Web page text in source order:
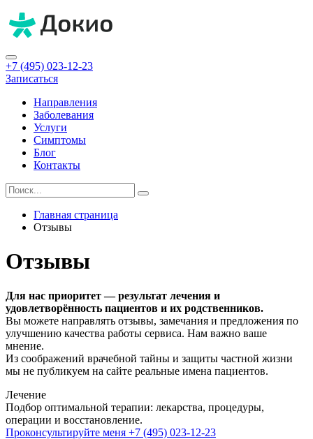
+7 (495) 023-12-23
Записаться
Направления
Заболевания
Услуги
Симптомы
Блог
Контакты
Главная страница
Отзывы
Отзывы
Для нас приоритет — результат лечения и
удовлетворённость пациентов и их родственников.
Вы можете направлять отзывы, замечания и предложения по
улучшению качества работы сервиса. Нам важно ваше
мнение.
Из соображений врачебной тайны и защиты частной жизни
мы не публикуем на сайте реальные имена пациентов.
Лечение
Подбор оптимальной терапии: лекарства, процедуры,
операции и восстановление.
Проконсультируйте меня +7 (495) 023-12-23